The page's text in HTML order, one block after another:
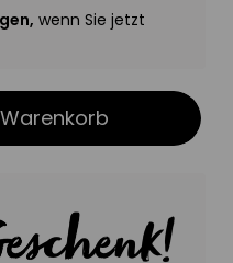
wenn Sie jetzt
Warenkorb